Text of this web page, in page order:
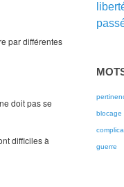
par différentes
doit pas se
difficiles à
blocage
guerre